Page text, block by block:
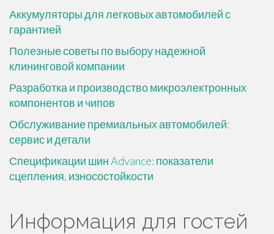
Аккумуляторы для легковых автомобилей с
гарантией
Полезные советы по выбору надежной
клининговой компании
Разработка и производство микроэлектронных
компонентов и чипов
Обслуживание премиальных автомобилей:
сервис и детали
Спецификации шин Advance: показатели
сцепления, износостойкости
Информация для гостей